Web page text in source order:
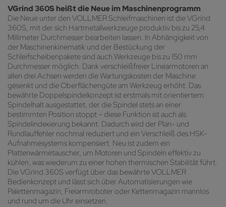
VGrind 360S heißt die Neue im Maschinenprogramm
Die Neue unter den VOLLMER Schleifmaschinen ist die VGrind
360S, mit der sich Hartmetallwerkzeuge produktiv bis zu 25,4
Millimeter Durchmesser bearbeiten lassen. In Abhängigkeit von
der Maschinenkinematik und der Bestückung der
Schleifscheibenpakete sind auch Werkzeuge bis zu 150 mm
Durchmesser möglich. Dank verschleißfreier Linearmotoren an
allen drei Achsen werden die Wartungskosten der Maschine
gesenkt und die Oberflächengüte am Werkzeug erhöht. Das
bewährte Doppelspindelkonzept ist erstmals mit orientiertem
Spindelhalt ausgestattet, der die Spindel stets an einer
bestimmten Position stoppt – diese Funktion ist auch als
Spindelindexierung bekannt. Dadurch wird der Plan- und
Rundlauffehler nochmal reduziert und ein Verschleiß des HSK-
Aufnahmesystems kompensiert. Neu ist zudem ein
Plattenwärmetauscher, um Motoren und Spindeln effektiv zu
kühlen, was wiederum zu einer hohen thermischen Stabilität führt.
Die VGrind 360S verfügt über das bewährte VOLLMER
Bedienkonzept und lässt sich über Automatisierungen wie
Palettenmagazin, Freiarmroboter oder Kettenmagazin mannlos
und rund um die Uhr einsetzen.